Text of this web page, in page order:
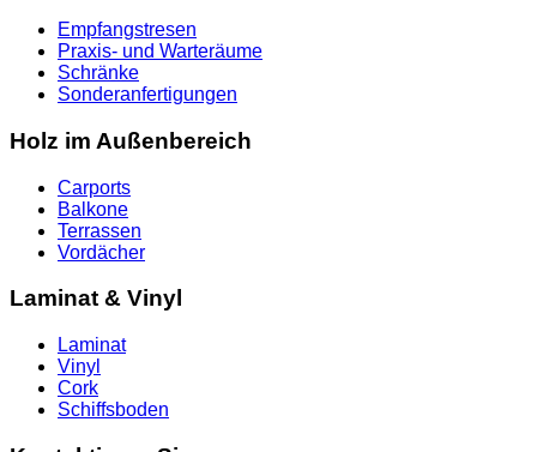
Empfangstresen
Praxis- und Warteräume
Schränke
Sonderanfertigungen
Holz im Außenbereich
Carports
Balkone
Terrassen
Vordächer
Laminat & Vinyl
Laminat
Vinyl
Cork
Schiffsboden